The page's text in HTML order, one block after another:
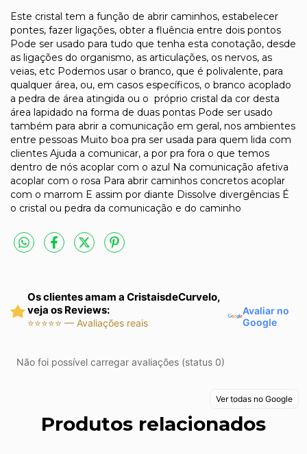
Este cristal tem a função de abrir caminhos, estabelecer
pontes, fazer ligações, obter a fluência entre dois pontos
Pode ser usado para tudo que tenha esta conotação, desde
as ligações do organismo, as articulações, os nervos, as
veias, etc Podemos usar o branco, que é polivalente, para
qualquer área, ou, em casos específicos, o branco acoplado
a pedra de área atingida ou o próprio cristal da cor desta
área lapidado na forma de duas pontas Pode ser usado
também para abrir a comunicação em geral, nos ambientes
entre pessoas Muito boa pra ser usada para quem lida com
clientes Ajuda a comunicar, a por pra fora o que temos
dentro de nós acoplar com o azul Na comunicação afetiva
acoplar com o rosa Para abrir caminhos concretos acoplar
com o marrom E assim por diante Dissolve divergências É
o cristal ou pedra da comunicação e do caminho
Os clientes amam a CristaisdeCurvelo,
veja os Reviews:
⭐⭐⭐⭐⭐ — Avaliações reais
Avaliar no
Google
Não foi possível carregar avaliações (status 0)
Ver todas no Google
Produtos relacionados